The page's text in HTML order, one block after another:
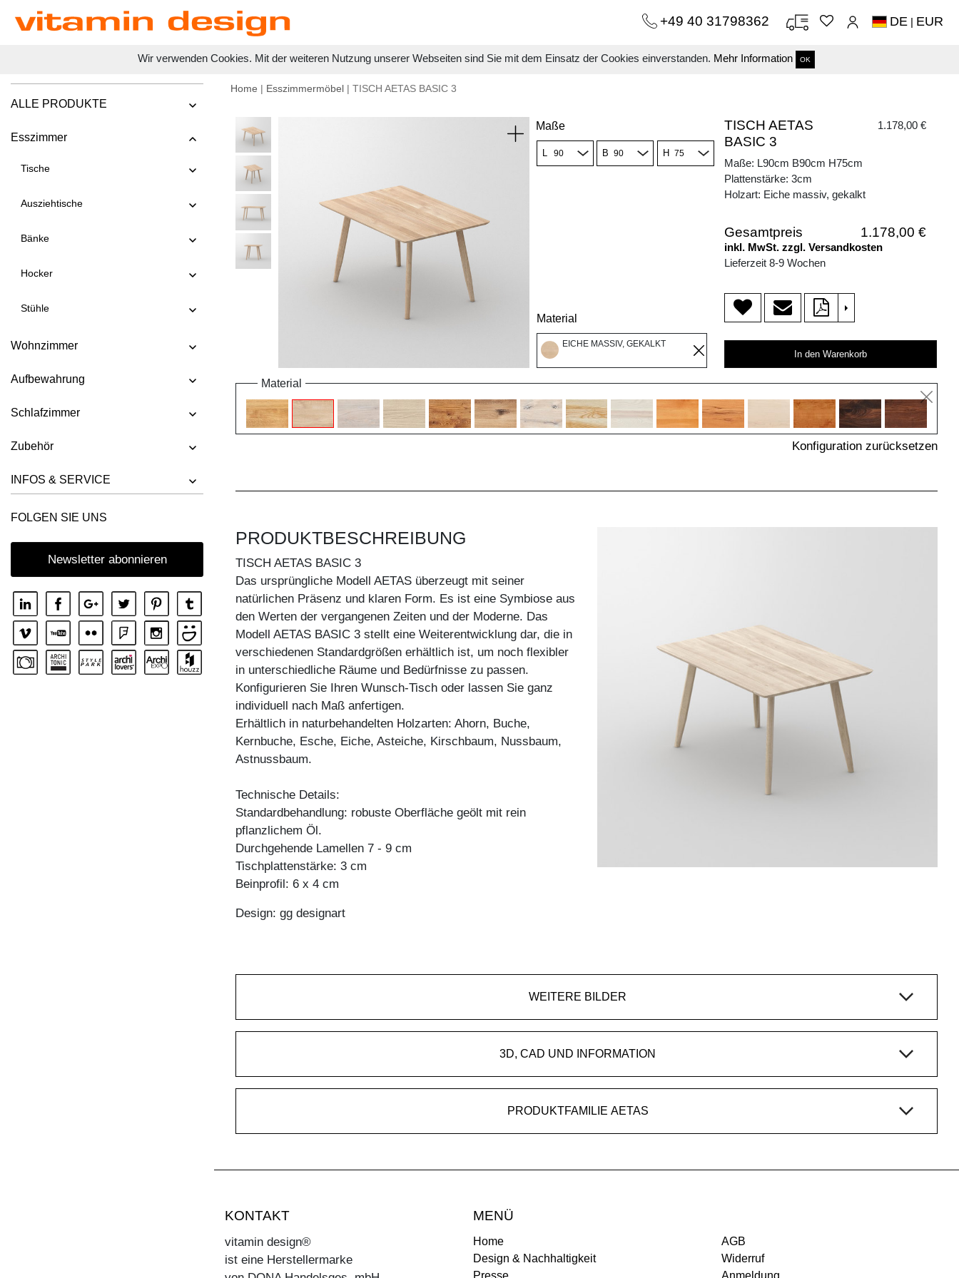
Wir verwenden Cookies. Mit der weiteren Nutzung unserer Webseiten sind Sie mit dem Einsatz der Cookies einverstanden. Mehr Information OK
+49 40 31798362 DE | EUR
ALLE PRODUKTE
Esszimmer
Tische
Ausziehtische
Bänke
Hocker
Stühle
Wohnzimmer
Aufbewahrung
Schlafzimmer
Zubehör
INFOS & SERVICE
FOLGEN SIE UNS
Newsletter abonnieren
Home | Esszimmermöbel | TISCH AETAS BASIC 3
Maße
L B H
Material
EICHE MASSIV, GEKALKT
TISCH AETAS
BASIC 3
1.178,00 €
Maße: L90cm B90cm H75cm
Plattenstärke: 3cm
Holzart: Eiche massiv, gekalkt
Gesamtpreis 1.178,00 €
inkl. MwSt. zzgl. Versandkosten
Lieferzeit 8-9 Wochen
>
In den Warenkorb
Material
Konfiguration zurücksetzen
PRODUKTBESCHREIBUNG
TISCH AETAS BASIC 3
Das ursprüngliche Modell AETAS überzeugt mit seiner
natürlichen Präsenz und klaren Form. Es ist eine Symbiose aus
den Werten der vergangenen Zeiten und der Moderne. Das
Modell AETAS BASIC 3 stellt eine Weiterentwicklung dar, die in
verschiedenen Standardgrößen erhältlich ist, um noch flexibler
in unterschiedliche Räume und Bedürfnisse zu passen.
Konfigurieren Sie Ihren Wunsch-Tisch oder lassen Sie ganz
individuell nach Maß anfertigen.
Erhältlich in naturbehandelten Holzarten: Ahorn, Buche,
Kernbuche, Esche, Eiche, Asteiche, Kirschbaum, Nussbaum,
Astnussbaum.
Technische Details:
Standardbehandlung: robuste Oberfläche geölt mit rein
pflanzlichem Öl.
Durchgehende Lamellen 7 - 9 cm
Tischplattenstärke: 3 cm
Beinprofil: 6 x 4 cm
Design: gg designart
WEITERE BILDER
3D, CAD UND INFORMATION
PRODUKTFAMILIE AETAS
KONTAKT
vitamin design®
ist eine Herstellermarke
MENÜ
Home
Design & Nachhaltigkeit
AGB
Widerruf